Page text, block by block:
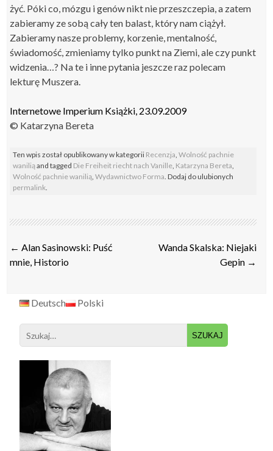
żyć. Póki co, mózgu i genów nikt nie przeszczepia, a zatem
zabieramy ze sobą cały ten balast, który nam ciążył.
Zabieramy nasze problemy, korzenie, mentalność,
świadomość, zmieniamy tylko punkt na Ziemi, ale czy punkt
widzenia…? Na te i inne pytania jeszcze raz polecam
lekturę Muszera.
Internetowe Imperium Książki, 23.09.2009
© Katarzyna Bereta
Ten wpis został opublikowany w kategorii Recenzja,Wolność pachnie
waniliąand tagged Die Freiheit riecht nach Vanille, Katarzyna Bereta,
Wolność pachnie wanilią,Wydawnictwo Forma. Dodaj do ulubionych
permalink.
Post
navigation
← Alan Sasinowski: Puść
mnie, Historio
Wanda Skalska: Niejaki
Gepin →
Deutsch Polski
Search
for: